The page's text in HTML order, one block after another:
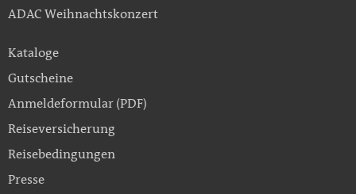
ADAC Weihnachtskonzert
Kataloge
Gutscheine
Anmeldeformular (PDF)
Reiseversicherung
Reisebedingungen
Presse